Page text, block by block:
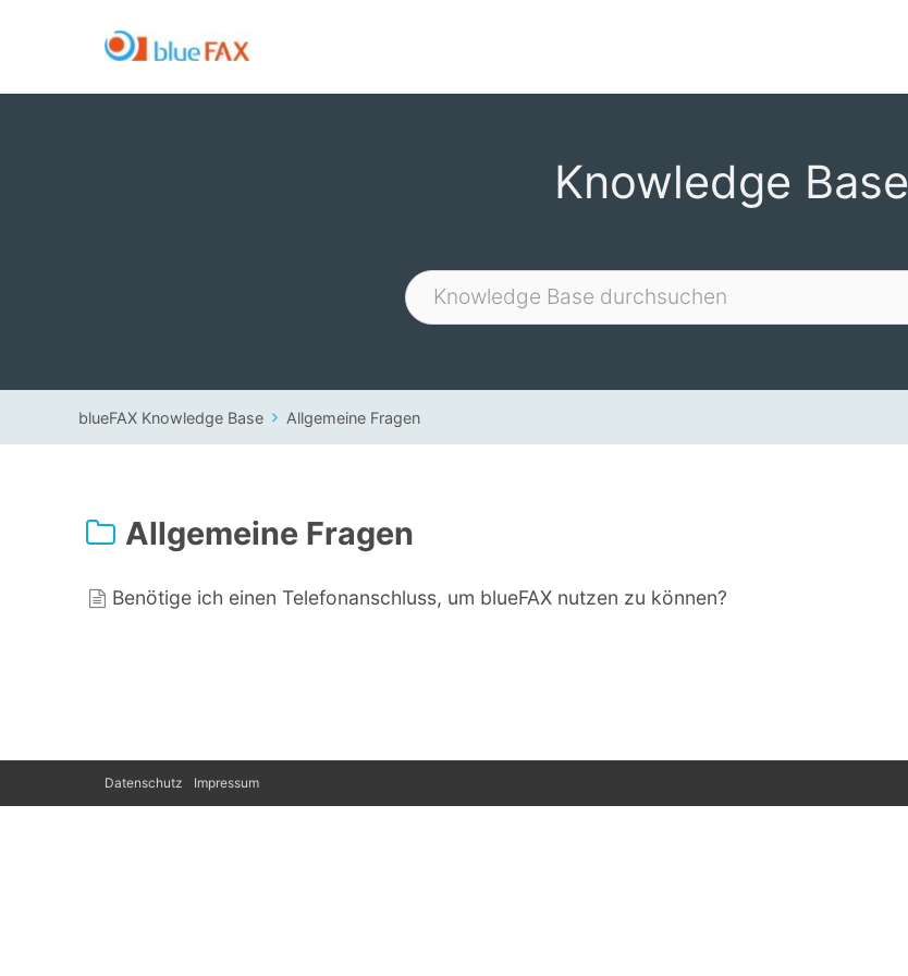
Knowledge Base
blueFAX Knowledge Base Allgemeine Fragen
Allgemeine Fragen
Benötige ich einen Telefonanschluss, um blueFAX nutzen zu können?
Datenschutz Impressum